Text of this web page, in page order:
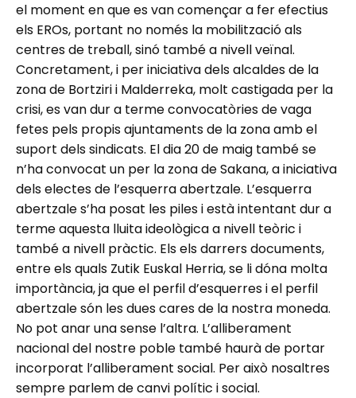
el moment en que es van començar a fer efectius
els EROs, portant no només la mobilització als
centres de treball, sinó també a nivell veïnal.
Concretament, i per iniciativa dels alcaldes de la
zona de Bortziri i Malderreka, molt castigada per la
crisi, es van dur a terme convocatòries de vaga
fetes pels propis ajuntaments de la zona amb el
suport dels sindicats. El dia 20 de maig també se
n’ha convocat un per la zona de Sakana, a iniciativa
dels electes de l’esquerra abertzale. L’esquerra
abertzale s’ha posat les piles i està intentant dur a
terme aquesta lluita ideològica a nivell teòric i
també a nivell pràctic. Els els darrers documents,
entre els quals Zutik Euskal Herria, se li dóna molta
importància, ja que el perfil d’esquerres i el perfil
abertzale són les dues cares de la nostra moneda.
No pot anar una sense l’altra. L’alliberament
nacional del nostre poble també haurà de portar
incorporat l’alliberament social. Per això nosaltres
sempre parlem de canvi polític i social.